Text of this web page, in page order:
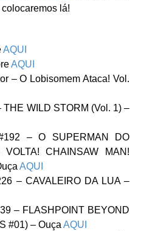
lá!
AQUI
AQUI
– O Lobisomem Ataca! Vol.
THE WILD STORM (Vol. 1) –
– O SUPERMAN DO
CHAINSAW MAN!
AQUI
– CAVALEIRO DA LUA –
– FLASHPOINT BEYOND
#01) – OuçaAQUI